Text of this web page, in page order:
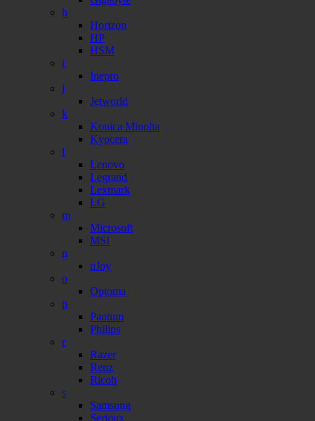
h
Horizon
HP
HSM
i
Inepro
j
Jetworld
k
Konica Minolta
Kyocera
l
Lenovo
Legrand
Lexmark
LG
m
Microsoft
MSI
n
nJoy
o
Optoma
p
Pantum
Philips
r
Razer
Renz
Ricoh
s
Samsung
Serioux